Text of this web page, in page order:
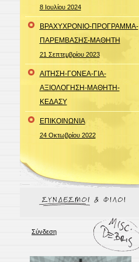
8 Ιουλίου 2024
ΒΡΑΧΥΧΡΟΝΙΟ-ΠΡΟΓΡΑΜΜΑ-
ΠΑΡΕΜΒΑΣΗΣ-MΑΘΗΤΗ
21 Σεπτεμβρίου 2023
ΑΙΤΗΣΗ-ΓΟΝΕΑ-ΓΙΑ-
ΑΞΙΟΛΟΓΗΣΗ-ΜΑΘΗΤΗ-
ΚΕΔΑΣΥ
ΕΠΙΚΟΙΝΩΝΙΑ
24 Οκτωβρίου 2022
Σύνδεση